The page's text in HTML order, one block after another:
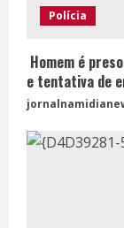
Polícia
Homem é
e tentativa de